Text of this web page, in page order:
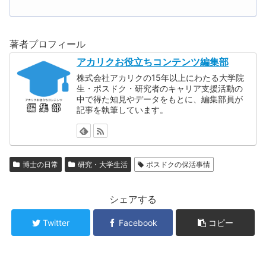
著者プロフィール
アカリクお役立ちコンテンツ編集部
株式会社アカリクの15年以上にわたる大学院
生・ポスドク・研究者のキャリア支援活動の
中で得た知見やデータをもとに、編集部員が
記事を執筆しています。
博士の日常 研究・大学生活 ポスドクの保活事情
シェアする
Twitter Facebook コピー